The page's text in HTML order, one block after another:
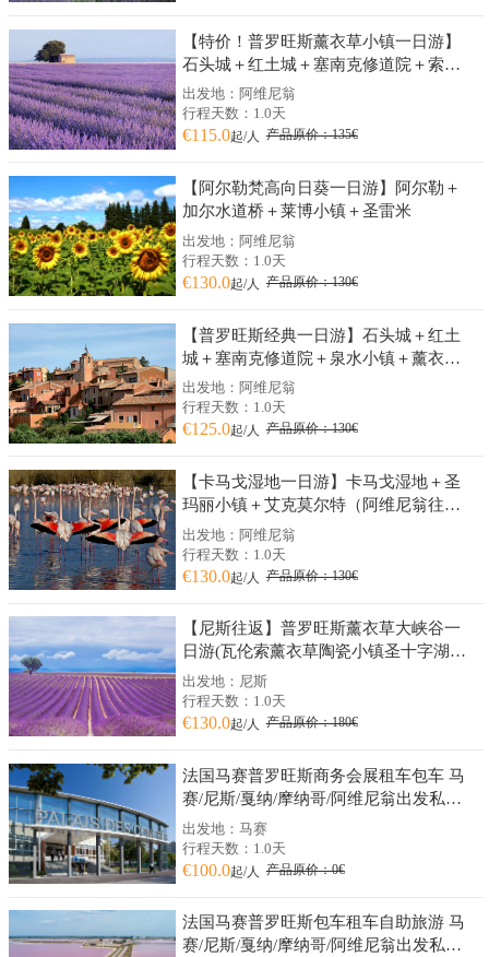
【特价！普罗旺斯薰衣草小镇一日游】
石头城＋红土城＋塞南克修道院＋索村
薰衣草（阿维尼翁往返）
出发地：阿维尼翁
行程天数：1.0天
€115.0起/人 产品原价：135€
【阿尔勒梵高向日葵一日游】阿尔勒＋
加尔水道桥＋莱博小镇＋圣雷米
出发地：阿维尼翁
行程天数：1.0天
€130.0起/人 产品原价：130€
【普罗旺斯经典一日游】石头城＋红土
城＋塞南克修道院＋泉水小镇＋薰衣草
博物馆
出发地：阿维尼翁
行程天数：1.0天
€125.0起/人 产品原价：130€
【卡马戈湿地一日游】卡马戈湿地＋圣
玛丽小镇＋艾克莫尔特（阿维尼翁往
返）
出发地：阿维尼翁
行程天数：1.0天
€130.0起/人 产品原价：130€
【尼斯往返】普罗旺斯薰衣草大峡谷一
日游(瓦伦索薰衣草陶瓷小镇圣十字湖大
峡谷)
出发地：尼斯
行程天数：1.0天
€130.0起/人 产品原价：180€
法国马赛普罗旺斯商务会展租车包车 马
赛/尼斯/戛纳/摩纳哥/阿维尼翁出发私人
订制
出发地：马赛
行程天数：1.0天
€100.0起/人 产品原价：0€
法国马赛普罗旺斯包车租车自助旅游 马
赛/尼斯/戛纳/摩纳哥/阿维尼翁出发私人